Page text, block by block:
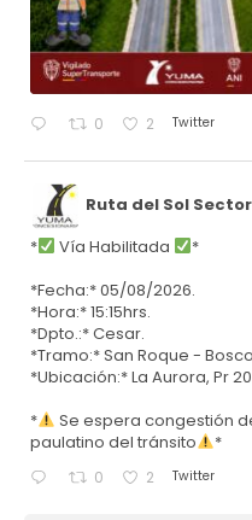
0 2 Twitter
Ruta del Sol
* Vía Habilitada
*
*Fecha:* 05/08/2026.
*Hora:* 15:15hrs.
*Dpto.:* Cesar.
*Tramo:* San Roque -
*Ubicación:* La Aurora, Pr
*
Se espera congestión
paulatino del tránsito
*
0 2 Twitter